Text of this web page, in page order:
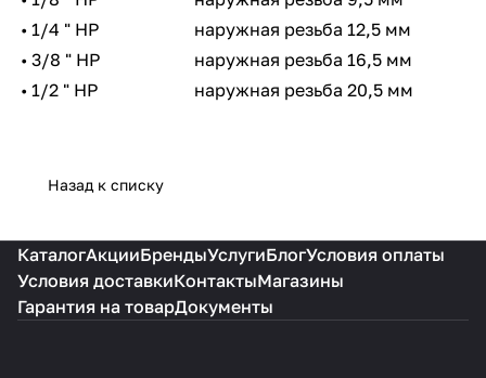
• 1/4 " НР
наружная резьба 12,5 мм
• 3/8 " НР
наружная резьба 16,5 мм
• 1/2 " НР
наружная резьба 20,5 мм
Назад к списку
КаталогАкцииБрендыУслугиБлогУсловия оплаты
Условия доставкиКонтактыМагазины
Гарантия на товарДокументы